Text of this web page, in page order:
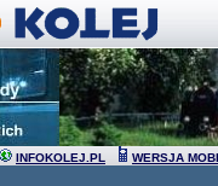
INFOKOLEJ.PL WERSJA